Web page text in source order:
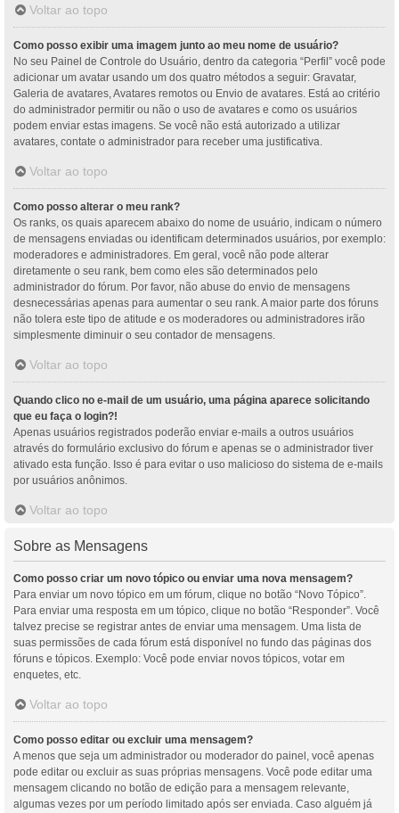
Voltar ao topo
Como posso exibir uma imagem junto ao meu nome de usuário?
No seu Painel de Controle do Usuário, dentro da categoria “Perfil” você pode
adicionar um avatar usando um dos quatro métodos a seguir: Gravatar,
Galeria de avatares, Avatares remotos ou Envio de avatares. Está ao critério
do administrador permitir ou não o uso de avatares e como os usuários
podem enviar estas imagens. Se você não está autorizado a utilizar
avatares, contate o administrador para receber uma justificativa.
Voltar ao topo
Como posso alterar o meu rank?
Os ranks, os quais aparecem abaixo do nome de usuário, indicam o número
de mensagens enviadas ou identificam determinados usuários, por exemplo:
moderadores e administradores. Em geral, você não pode alterar
diretamente o seu rank, bem como eles são determinados pelo
administrador do fórum. Por favor, não abuse do envio de mensagens
desnecessárias apenas para aumentar o seu rank. A maior parte dos fóruns
não tolera este tipo de atitude e os moderadores ou administradores irão
simplesmente diminuir o seu contador de mensagens.
Voltar ao topo
Quando clico no e-mail de um usuário, uma página aparece solicitando
que eu faça o login?!
Apenas usuários registrados poderão enviar e-mails a outros usuários
através do formulário exclusivo do fórum e apenas se o administrador tiver
ativado esta função. Isso é para evitar o uso malicioso do sistema de e-mails
por usuários anônimos.
Voltar ao topo
Sobre as Mensagens
Como posso criar um novo tópico ou enviar uma nova mensagem?
Para enviar um novo tópico em um fórum, clique no botão “Novo Tópico”.
Para enviar uma resposta em um tópico, clique no botão “Responder”. Você
talvez precise se registrar antes de enviar uma mensagem. Uma lista de
suas permissões de cada fórum está disponível no fundo das páginas dos
fóruns e tópicos. Exemplo: Você pode enviar novos tópicos, votar em
enquetes, etc.
Voltar ao topo
Como posso editar ou excluir uma mensagem?
A menos que seja um administrador ou moderador do painel, você apenas
pode editar ou excluir as suas próprias mensagens. Você pode editar uma
mensagem clicando no botão de edição para a mensagem relevante,
algumas vezes por um período limitado após ser enviada. Caso alguém já